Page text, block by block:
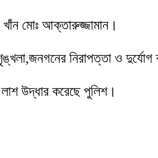
মোঃ আক্তারুজ্জামান।
নিরাপত্তা ও
উদ্ধার করেছে পুলিশ।